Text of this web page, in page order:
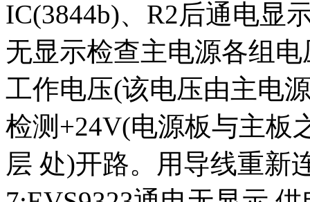
IC(3844b)、R2后通电显
无显示检查主电源各组
工作电压(该电压由主电
检测+24V(电源板与主板
层 处)开路。用导线重新